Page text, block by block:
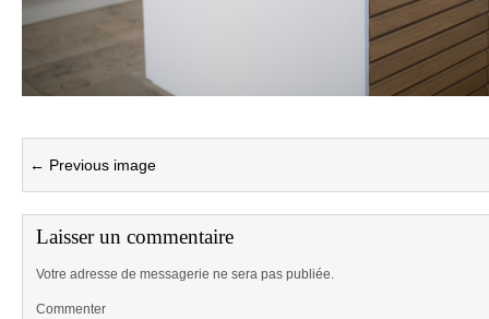
← Previous image
Laisser un commentaire
Votre adresse de messagerie ne sera pas publiée.
Commenter